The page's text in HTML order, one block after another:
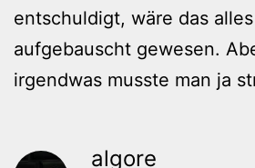
entschuldigt, wäre das
aufgebauscht gewesen.
irgendwas musste man ja
algore